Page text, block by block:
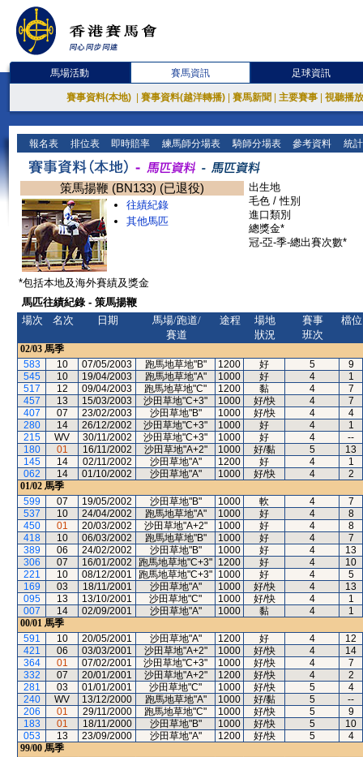
馬場活動 賽馬資訊 足球資訊
賽事資料(本地) 賽事資料(越洋轉播) 賽馬新聞 主要賽事 視聽播
報名表 排位表 即時賠率 練馬師分場表 騎師分場表 參考資料 統
策馬揚鞭 (BN133) (已退役)
往績紀錄
其他馬匹
出生地
毛色 / 性別
進口類別
總獎金*
冠-亞-季-總出賽次數*
*包括本地及海外賽績及獎金
馬匹往績紀錄 - 策馬揚鞭
場次
名次 日期
馬場/跑道/
賽道
途程
場地
狀況
賽事
班次
檔位
02/03 馬季
583
10 07/05/2003 跑馬地草地"B" 1200 好 5
9
545
10 19/04/2003 跑馬地草地"A" 1000 好 4
1
517
12 09/04/2003 跑馬地草地"C" 1200 黏 4
7
457
13 15/03/2003 沙田草地"C+3" 1000 好/快 4
7
407
07 23/02/2003 沙田草地"B" 1000 好/快 4
4
280
14 26/12/2002 沙田草地"C+3" 1000 好 4
1
215
WV 30/11/2002 沙田草地"C+3" 1000 好 4
--
180
01 16/11/2002 沙田草地"A+2" 1000 好/黏 5
13
145
14 02/11/2002 沙田草地"A" 1200 好 4
1
062
14 01/10/2002 沙田草地"A" 1000 好/快 4
2
01/02 馬季
599
07 19/05/2002 沙田草地"B" 1000 軟 4
7
537
10 24/04/2002 跑馬地草地"A" 1000 好 4
8
450
01 20/03/2002 沙田草地"A+2" 1000 好 4
8
418
10 06/03/2002 跑馬地草地"B" 1000 好 4
7
389
06 24/02/2002 沙田草地"B" 1000 好 4
13
306
07 16/01/2002 跑馬地草地"C+3" 1200 好 4
10
221
10 08/12/2001 跑馬地草地"C+3" 1000 好 4
5
169
03 18/11/2001 沙田草地"A" 1000 好/快 4
13
095
13 13/10/2001 沙田草地"C" 1000 好/快 4
1
007
14 02/09/2001 沙田草地"A" 1000 黏 4
1
00/01 馬季
591
10 20/05/2001 沙田草地"A" 1200 好 4
12
421
06 03/03/2001 沙田草地"A+2" 1000 好/快 4
14
364
01 07/02/2001 沙田草地"C+3" 1000 好/快 4
7
332
07 20/01/2001 沙田草地"A+2" 1200 好/快 4
2
281
03 01/01/2001 沙田草地"C" 1000 好/快 5
4
240
WV 13/12/2000 跑馬地草地"A" 1000 好/黏 5
--
206
01 29/11/2000 跑馬地草地"C" 1000 好/快 5
9
183
01 18/11/2000 沙田草地"B" 1000 好/快 5
10
053
13 23/09/2000 沙田草地"A" 1200 好/快 5
4
99/00 馬季